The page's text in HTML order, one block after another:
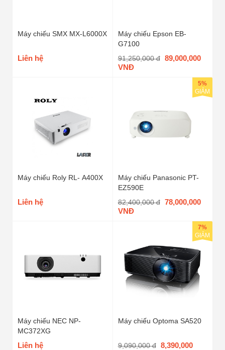
Máy chiếu SMX MX-L6000X
Liên hệ
Máy chiếu Epson EB-
G7100
91,250,000 đ 89,000,000
VNĐ
Máy chiếu Roly RL- A400X
Liên hệ
Máy chiếu Panasonic PT-
EZ590E
82,400,000 đ 78,000,000
VNĐ
5%
GIẢM
Máy chiếu NEC NP-
MC372XG
Liên hệ
Máy chiếu Optoma SA520
9,090,000 đ 8,390,000
7%
GIẢM